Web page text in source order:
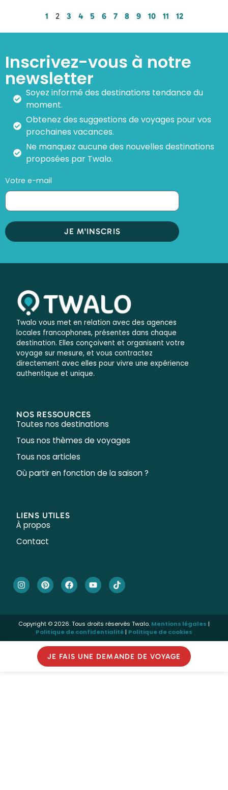
1 2 3 4 5 6 7 8 9 10 11 12
Inscrivez-vous à notre
newsletter
Soyez informé des destinations tendance du
moment.
Obtenez des suggestions de voyages pour vos
prochaines vacances.
Ne manquez aucune des nouvelles destinations
proposées par Twalo.
Votre e-mail
JE M'INSCRIS
Twalo vous met en relation avec des agences
locales francophones, présentes dans chaque
destination. Elles conçoivent et organisent votre
voyage sur mesure, et vous contractez
directement avec elles pour vivre une expérience
authentique et unique.
NOS RESSOURCES
Toutes nos destinations
Tous nos thèmes de voyages
Tous nos articles
Où partir en fonction de la saison ?
LIENS UTILES
À propos
Contact
Copyright © 2026. Tous droits réservés Twalo. Mentions légales |
Politique de confidentialité| Politique de cookies
JE FAIS UNE DEMANDE DE VOYAGE